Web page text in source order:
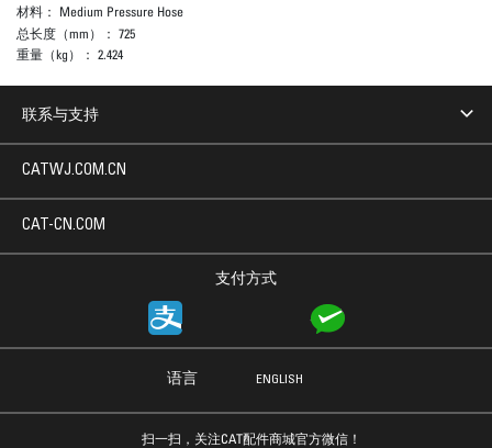
材料： Medium Pressure Hose
总长度（mm）： 725
重量（kg）： 2.424
联系与支持
支付方式
CATWJ.COM.CN
CAT-CN.COM
语言 ENGLISH
扫一扫，关注CAT配件商城官方微信！